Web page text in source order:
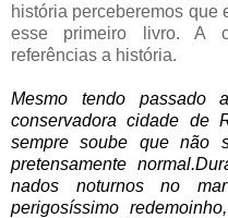
história perceberemos que
esse primeiro livro. A
referências a história.
Mesmo tendo
conservadora cidade de
sempre soube que não
pretensamente
nados noturnos no
perigosíssimo